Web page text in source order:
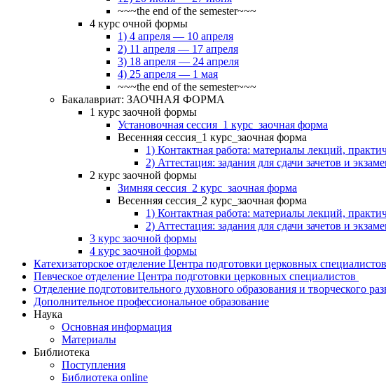
~~~the end of the semester~~~
4 курс очной формы
1) 4 апреля — 10 апреля
2) 11 апреля — 17 апреля
3) 18 апреля — 24 апреля
4) 25 апреля — 1 мая
~~~the end of the semester~~~
Бакалавриат: ЗАОЧНАЯ ФОРМА
1 курс заочной формы
Установочная сессия_1 курс_заочная форма
Весенняя сессия_1 курс_заочная форма
1) Контактная работа: материалы лекций,
2) Аттестация: задания для сдачи зачетов и
2 курс заочной формы
Зимняя сессия_2 курс_заочная форма
Весенняя сессия_2 курс_заочная форма
1) Контактная работа: материалы лекций,
2) Аттестация: задания для сдачи зачетов и
3 курс заочной формы
4 курс заочной формы
Катехизаторское отделение Центра подготовки церковных специалистов
Певческое отделение Центра подготовки церковных специалистов
Отделение подготовительного духовного образования и творческого
Дополнительное профессиональное образование
Наука
Основная информация
Материалы
Библиотека
Поступления
Библиотека online